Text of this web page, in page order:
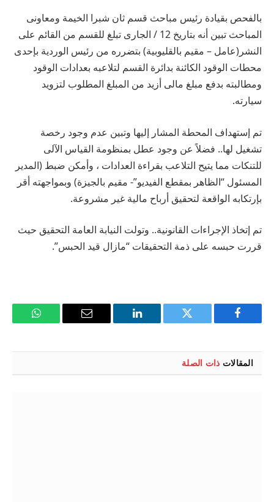
بالفحص بقيادة رئيس مباحث قسم ثان شبرا الخيمة ومعاونى
المباحث تبين أنه بتاريخ 12 / الجارى تبلغ للقسم من القائم على
النشر(عامل – مقيم بالقليوبية) بتضرره من رئيس الوردية بإحدى
محطات الوقود الكائنة بدائرة القسم لتلاعبه بعدادات الوقود
ومطالبته بدفع مبلغ مالى أزيد من المبلغ المطلوب لتزويد
سيارته.
تم إستهداف المحطة المشار إليها وتبين عدم وجود رخصة
تشغيل لها.. فضلاً عن وجود عطل بمنظومة القياس الآلى
للتنكات مما يتيح التلاعب بقراءة العدادات ، وأمكن ضبط (المدير
المسئول “الظاهر بمقطع الفيديو”- مقيم بالجيزة) وبمواجهته أقر
بإرتكابه الواقعة لتحقيق أرباح مالية غير مشروعة.
تم إتخاذ الإجراءات القانونية.. وتولت النيابة العامة التحقيق حيث
قررت حبسه على ذمة التحقيقات “مازال قيد الحبس”.
فيسبوك تويتر لينكدإن
البريد
واتساب
المقالات ذات الصلة